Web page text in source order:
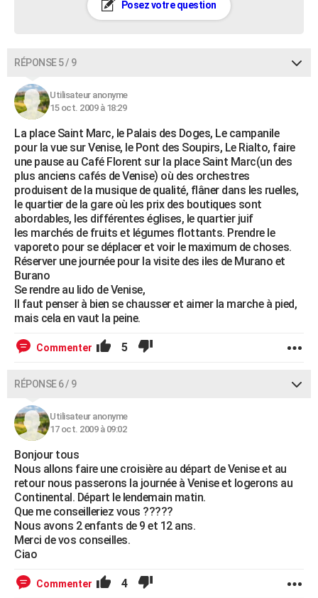
Posez votre question
RÉPONSE 5 / 9
Utilisateur anonyme
15 oct. 2009 à 18:29
La place Saint Marc, le Palais des Doges, Le campanile
pour la vue sur Venise, le Pont des Soupirs, Le Rialto, faire
une pause au Café Florent sur la place Saint Marc(un des
plus anciens cafés de Venise) où des orchestres
produisent de la musique de qualité, flâner dans les ruelles,
le quartier de la gare où les prix des boutiques sont
abordables, les différentes églises, le quartier juif
les marchés de fruits et légumes flottants. Prendre le
vaporeto pour se déplacer et voir le maximum de choses.
Réserver une journée pour la visite des iles de Murano et
Burano
Se rendre au lido de Venise,
Il faut penser à bien se chausser et aimer la marche à pied,
mais cela en vaut la peine.
Commenter 5
RÉPONSE 6 / 9
Utilisateur anonyme
17 oct. 2009 à 09:02
Bonjour tous
Nous allons faire une croisière au départ de Venise et au
retour nous passerons la journée à Venise et logerons au
Continental. Départ le lendemain matin.
Que me conseilleriez vous ?????
Nous avons 2 enfants de 9 et 12 ans.
Merci de vos conseilles.
Ciao
Commenter 4